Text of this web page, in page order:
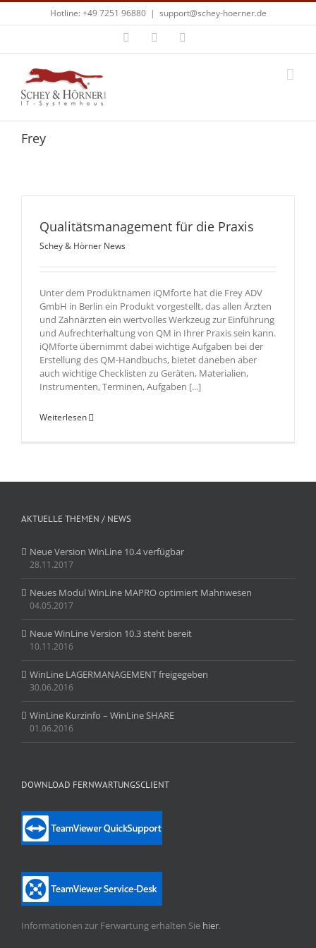
Zum
Hotline: +49 7251 96880 | support@schey-hoerner.de
Facebook
Frey
Qualitätsmanagement für die Praxis
Schey & Hörner News
Unter dem Produktnamen iQMforte hat die Frey ADV
GmbH in Berlin ein Produkt vorgestellt, das allen Ärzten
und Zahnärzten ein wertvolles Werkzeug zur Einführung
und Aufrechterhaltung von QM in Ihrer Praxis sein kann.
iQMforte übernimmt dabei wichtige Aufgaben bei der
Erstellung des QM-Handbuchs, bietet daneben aber
auch wichtige Checklisten zu Geräten, Materialien,
Instrumenten, Terminen, Aufgaben [...]
Weiterlesen
AKTUELLE THEMEN / NEWS
Neue Version WinLine 10.4 verfügbar
28.11.2017
Neues Modul WinLine MAPRO optimiert Mahnwesen
04.05.2017
Neue WinLine Version 10.3 steht bereit
10.11.2016
WinLine LAGERMANAGEMENT freigegeben
30.06.2016
WinLine Kurzinfo – WinLine SHARE
01.06.2016
DOWNLOAD FERNWARTUNGSCLIENT
Informationen zur Ferwartung erhalten Sie hier.